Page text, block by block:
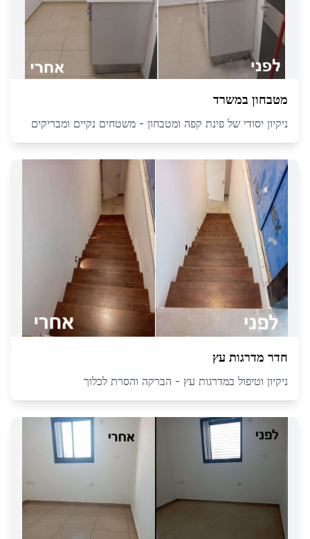
מטבחון במשרד
ניקיון יסודי של פינת קפה ומטבחון - משטחים נקיים ומבריקים
חדר מדרגות עץ
ניקיון וטיפול במדרגות עץ - הברקה והסרת לכלוך